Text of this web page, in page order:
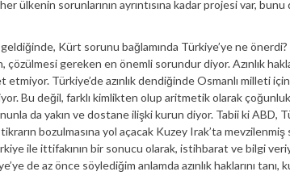
ülkenin sorunlarının ayrıntısına kadar projesi var,
Kürt sorunu bağlamında Türkiye’ye ne önerdi?
gereken en önemli sorundur diyor. Azınlık
etmiyor. Türkiye’de azınlık dendiğinde Osmanlı milleti
Bu değil, farklı kimlikten olup aritmetik olarak
da yakın ve dostane ilişki kurun diyor. Tabii ki
bozulmasına yol açacak Kuzey Irak’ta mevzilenmiş
ile ittifakının bir sonucu olarak, istihbarat ve bilgi
de az önce söylediğim anlamda azınlık haklarını